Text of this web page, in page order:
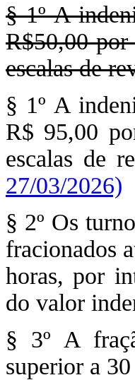
§ 1º A
R$50,00 por
escalas de
§ 1º A
R$ 95,00
escalas de
27/03/2026)
§ 2º Os
fracionados
horas, por
do valor
§ 3º A
superior a